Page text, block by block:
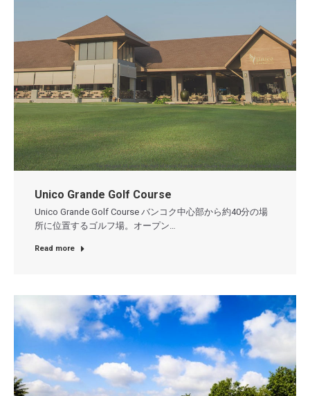
Unico Grande Golf Course
Unico Grande Golf Course バンコク中心部から約40分の場
所に位置するゴルフ場。オープン…
Read more